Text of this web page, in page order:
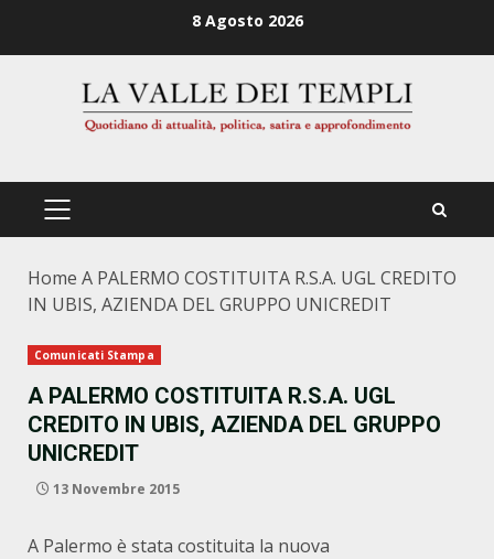
8 Agosto 2026
PRIMÄRES
Home A PALERMO COSTITUITA R.S.A. UGL CREDITO
IN UBIS, AZIENDA DEL GRUPPO UNICREDIT
Comunicati Stampa
A PALERMO COSTITUITA R.S.A. UGL
CREDITO IN UBIS, AZIENDA DEL GRUPPO
UNICREDIT
13 Novembre 2015
A Palermo è stata costituita la nuova